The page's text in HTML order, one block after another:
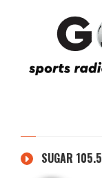
SUGAR 105.5